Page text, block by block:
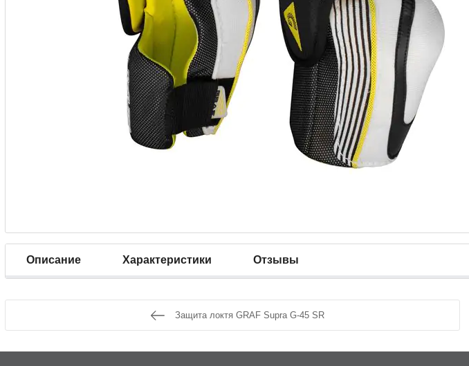
Описание Характеристики Отзывы
Защита локтя GRAF Supra G-45 SR